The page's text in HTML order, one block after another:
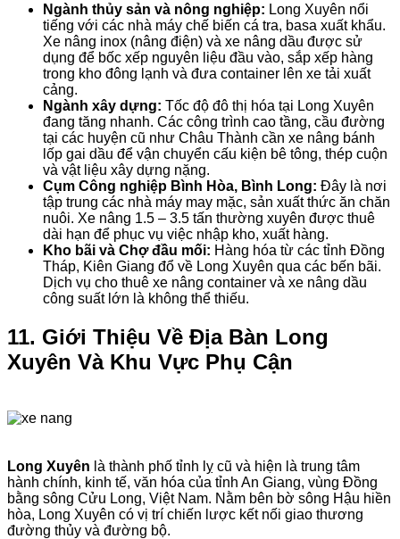
Ngành thủy sản và nông nghiệp: Long Xuyên nổi
tiếng với các nhà máy chế biến cá tra, basa xuất khẩu.
Xe nâng inox (nâng điện) và xe nâng dầu được sử
dụng để bốc xếp nguyên liệu đầu vào, sắp xếp hàng
trong kho đông lạnh và đưa container lên xe tải xuất
cảng.
Ngành xây dựng: Tốc độ đô thị hóa tại Long Xuyên
đang tăng nhanh. Các công trình cao tầng, cầu đường
tại các huyện cũ như Châu Thành cần xe nâng bánh
lốp gai dầu để vận chuyển cấu kiện bê tông, thép cuộn
và vật liệu xây dựng nặng.
Cụm Công nghiệp Bình Hòa, Bình Long: Đây là nơi
tập trung các nhà máy may mặc, sản xuất thức ăn chăn
nuôi. Xe nâng 1.5 – 3.5 tấn thường xuyên được thuê
dài hạn để phục vụ việc nhập kho, xuất hàng.
Kho bãi và Chợ đầu mối: Hàng hóa từ các tỉnh Đồng
Tháp, Kiên Giang đổ về Long Xuyên qua các bến bãi.
Dịch vụ cho thuê xe nâng container và xe nâng dầu
công suất lớn là không thể thiếu.
11. Giới Thiệu Về Địa Bàn Long
Xuyên Và Khu Vực Phụ Cận
Long Xuyên là thành phố tỉnh lỵ cũ và hiện là trung tâm
hành chính, kinh tế, văn hóa của tỉnh An Giang, vùng Đồng
bằng sông Cửu Long, Việt Nam. Nằm bên bờ sông Hậu hiền
hòa, Long Xuyên có vị trí chiến lược kết nối giao thương
đường thủy và đường bộ.